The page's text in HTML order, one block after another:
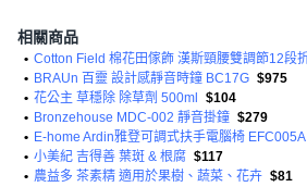
相關商品
•
• BRAUn 百靈 設計感靜音時鐘 BC17G $975
• 花公主 草穩除 除草劑 500ml
$104
• Bronzehouse MDC-002 靜音掛鐘 $279
• E-home Ardin雅登可調式扶手電腦椅 EFC005A
• 小美紀 吉得善 葉斑 & 根腐 $117
• 農益多 茶素精 適用於果樹、蔬菜、花卉 $81